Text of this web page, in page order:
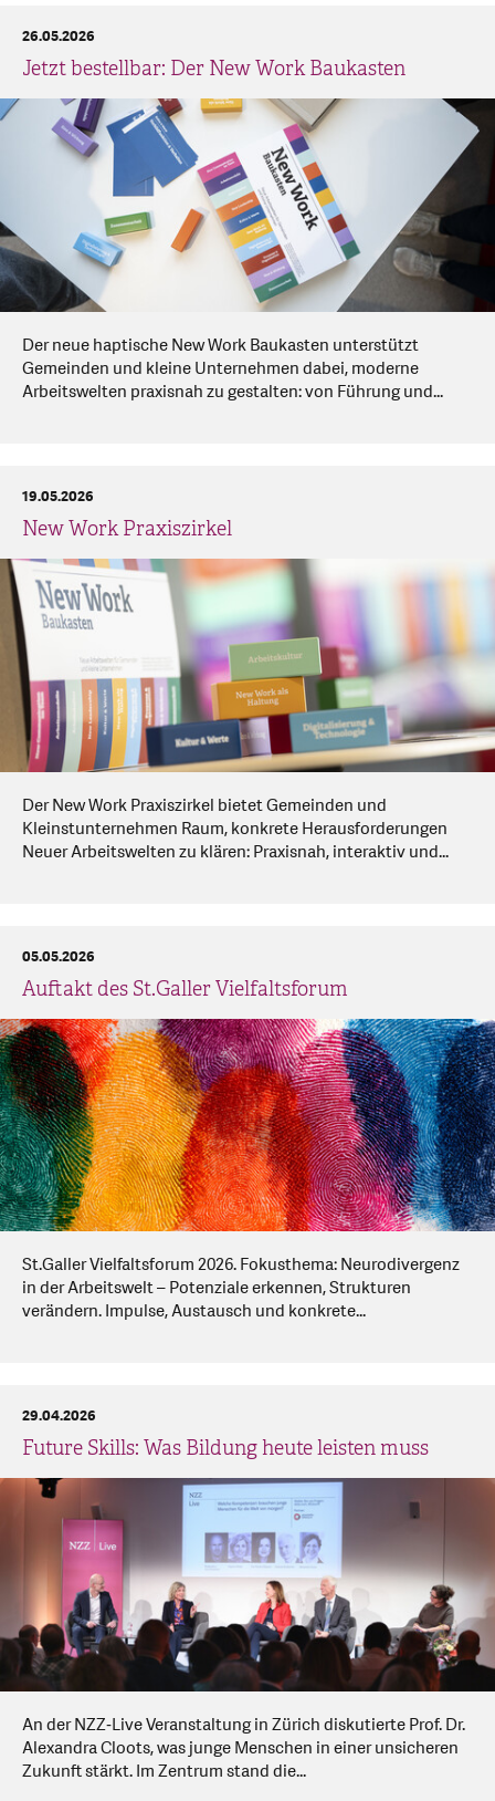
Jetzt bestellbar: Der New Work Baukasten
26.05.2026
Der neue haptische New Work Baukasten unterstützt
Gemeinden und kleine Unternehmen dabei, moderne
Arbeitswelten praxisnah zu gestalten: von Führung und...
New Work Praxiszirkel
19.05.2026
Der New Work Praxiszirkel bietet Gemeinden und
Kleinstunternehmen Raum, konkrete Herausforderungen
Neuer Arbeitswelten zu klären: Praxisnah, interaktiv und...
Auftakt des St.Galler Vielfaltsforum
05.05.2026
St.Galler Vielfaltsforum 2026. Fokusthema: Neurodivergenz
in der Arbeitswelt – Potenziale erkennen, Strukturen
verändern. Impulse, Austausch und konkrete...
Future Skills: Was Bildung heute leisten muss
29.04.2026
An der NZZ‑Live Veranstaltung in Zürich diskutierte Prof. Dr.
Alexandra Cloots, was junge Menschen in einer unsicheren
Zukunft stärkt. Im Zentrum stand die...